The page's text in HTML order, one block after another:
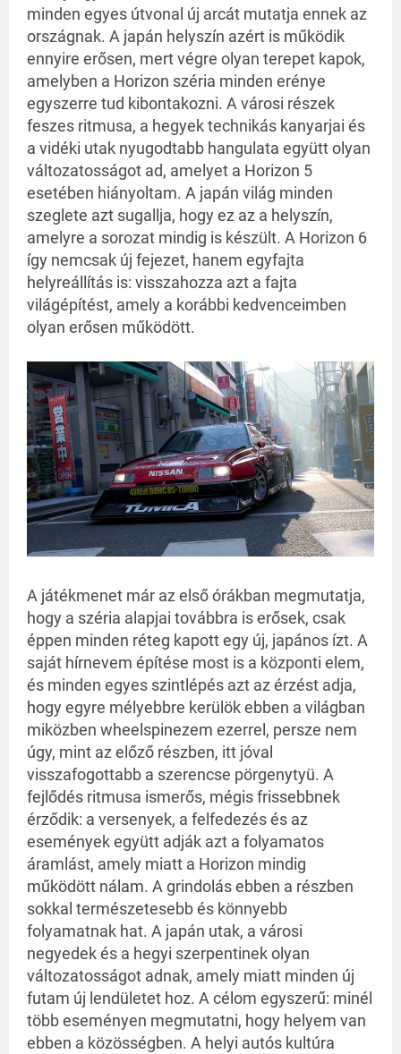
minden egyes útvonal új arcát mutatja ennek az
országnak. A japán helyszín azért is működik
ennyire erősen, mert végre olyan terepet kapok,
amelyben a Horizon széria minden erénye
egyszerre tud kibontakozni. A városi részek
feszes ritmusa, a hegyek technikás kanyarjai és
a vidéki utak nyugodtabb hangulata együtt olyan
változatosságot ad, amelyet a Horizon 5
esetében hiányoltam. A japán világ minden
szeglete azt sugallja, hogy ez az a helyszín,
amelyre a sorozat mindig is készült. A Horizon 6
így nemcsak új fejezet, hanem egyfajta
helyreállítás is: visszahozza azt a fajta
világépítést, amely a korábbi kedvenceimben
olyan erősen működött.
A játékmenet már az első órákban megmutatja,
hogy a széria alapjai továbbra is erősek, csak
éppen minden réteg kapott egy új, japános ízt. A
saját hírnevem építése most is a központi elem,
és minden egyes szintlépés azt az érzést adja,
hogy egyre mélyebbre kerülök ebben a világban
miközben wheelspinezem ezerrel, persze nem
úgy, mint az előző részben, itt jóval
visszafogottabb a szerencse pörgenytyü. A
fejlődés ritmusa ismerős, mégis frissebbnek
érződik: a versenyek, a felfedezés és az
események együtt adják azt a folyamatos
áramlást, amely miatt a Horizon mindig
működött nálam. A grindolás ebben a részben
sokkal természetesebb és könnyebb
folyamatnak hat. A japán utak, a városi
negyedek és a hegyi szerpentinek olyan
változatosságot adnak, amely miatt minden új
futam új lendületet hoz. A célom egyszerű: minél
több eseményen megmutatni, hogy helyem van
ebben a közösségben. A helyi autós kultúra